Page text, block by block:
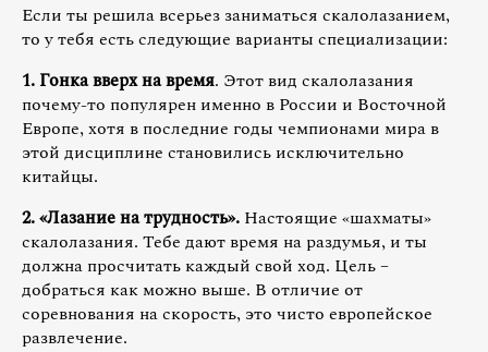
Если ты решила всерьез заниматься скалолазанием,
то у тебя есть следующие варианты специализации:
1. Гонка вверх на время. Этот вид скалолазания
почему-то популярен именно в России и Восточной
Европе, хотя в последние годы чемпионами мира в
этой дисциплине становились исключительно
китайцы.
2. «Лазание на трудность». Настоящие «шахматы»
скалолазания. Тебе дают время на раздумья, и ты
должна просчитать каждый свой ход. Цель –
добраться как можно выше. В отличие от
соревнования на скорость, это чисто европейское
развлечение.